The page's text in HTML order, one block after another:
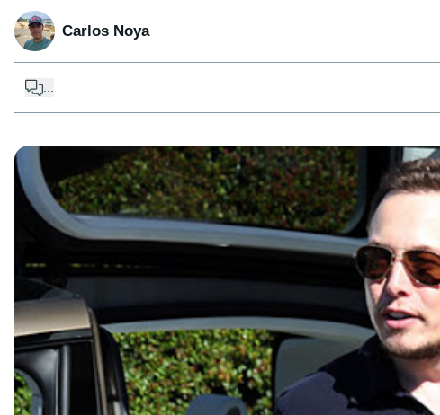
Carlos Noya